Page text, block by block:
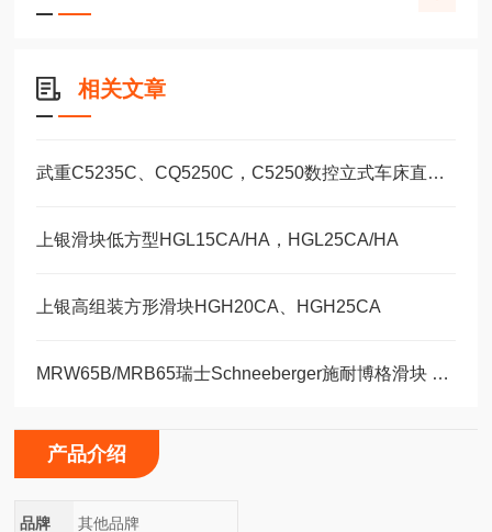
相关文章
武重C5235C、CQ5250C，C5250数控立式车床直线运动滑块WEH35CA/WEW35CC
上银滑块低方型HGL15CA/HA，HGL25CA/HA
上银高组装方形滑块HGH20CA、HGH25CA
MRW65B/MRB65瑞士Schneeberger施耐博格滑块 导轨
产品介绍
品牌 其他品牌